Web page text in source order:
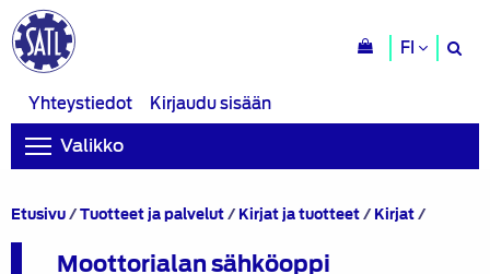
FI
Yhteystiedot
Kirjaudu sisään
Valikko
Etusivu/Tuotteet ja palvelut/ Kirjat ja tuotteet/ Kirjat/
Moottorialan sähköoppi